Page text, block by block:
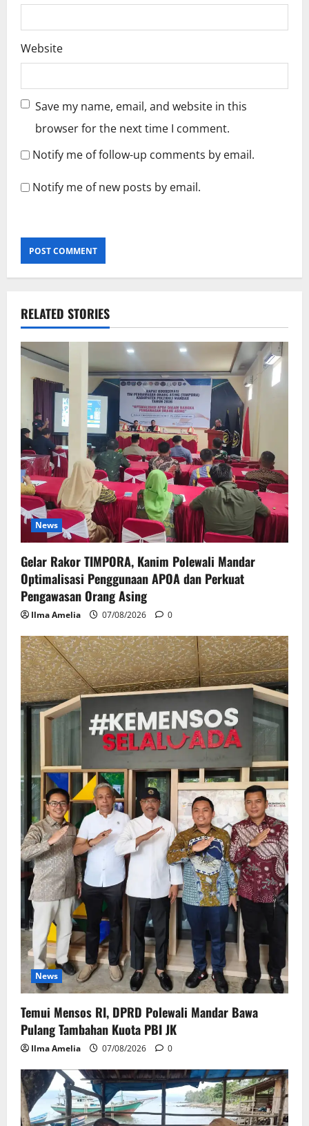
Website
Save my name, email, and website in this
browser for the next time I comment.
Notify me of follow-up comments by email.
Notify me of new posts by email.
RELATED STORIES
News
Gelar Rakor TIMPORA, Kanim Polewali Mandar
Optimalisasi Penggunaan APOA dan Perkuat
Pengawasan Orang Asing
Ilma Amelia 07/08/2026 0
News
Temui Mensos RI, DPRD Polewali Mandar Bawa
Pulang Tambahan Kuota PBI JK
Ilma Amelia 07/08/2026 0